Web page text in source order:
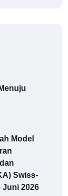
Model
Swiss-
Juni 2026